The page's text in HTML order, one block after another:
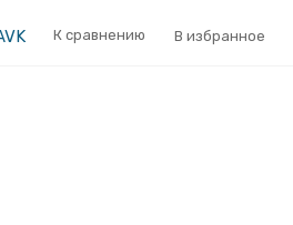
К сравнению В избранное